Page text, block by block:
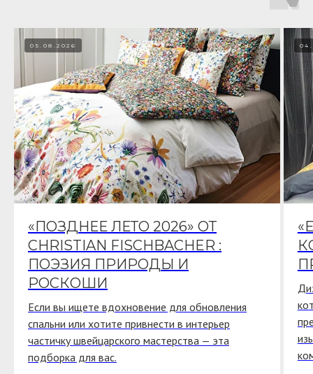
05.08.2026
«ПОЗДНЕЕ ЛЕТО 2026» ОТ
CHRISTIAN FISCHBACHER :
ПОЭЗИЯ ПРИРОДЫ И
РОСКОШИ
Если вы ищете вдохновение для обновления
спальни или хотите привнести в интерьер
частичку швейцарского мастерства — эта
подборка для вас.